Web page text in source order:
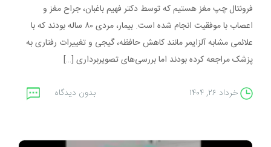
فرونتال چپ مغز هستیم که توسط دکتر فهیم باغبان، جراح مغز و
اعصاب با موفقیت انجام شده است. بیمار، مردی ۸۰ ساله بودند که با
علائمی مشابه آلزایمر مانند کاهش حافظه، گیجی و تغییرات رفتاری به
پزشک مراجعه کرده بودند اما بررسی‌های تصویربرداری […]
خرداد ۲۶, ۱۴۰۴ بدون دیدگاه